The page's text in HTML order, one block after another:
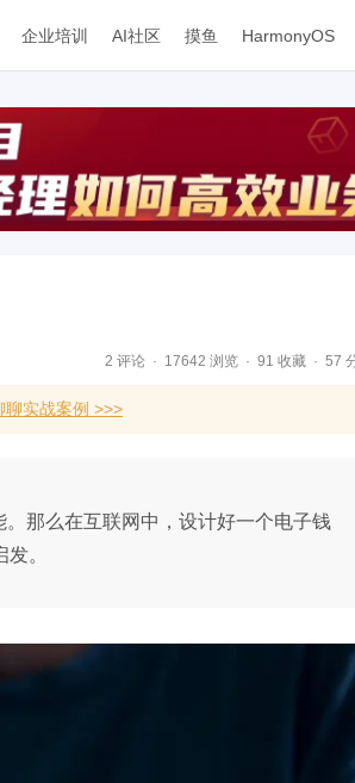
企业培训 AI社区 摸鱼 HarmonyOS
2 评论 17642 浏览 91 收藏 57
实战案例 >>>
那么在互联网中，设计好一个电子钱
。